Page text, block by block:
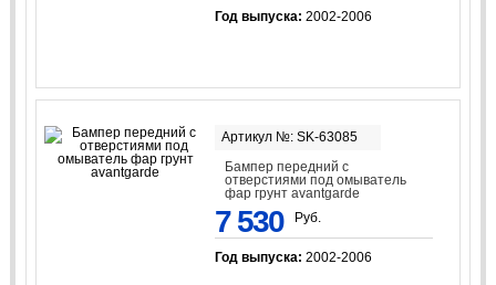
Год выпуска: 2002-2006
Артикул №: SK-63085
Бампер передний с
отверстиями под омыватель
фар грунт avantgarde
7 530 Руб.
Год выпуска: 2002-2006